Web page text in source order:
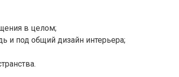
в целом;
и под общий дизайн интерьера;